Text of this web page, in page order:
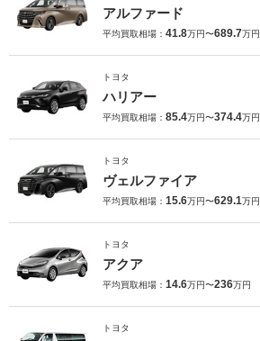
アルファード
平均買取相場： 41.8万円〜689.7万円
トヨタ
ハリアー
平均買取相場： 85.4万円〜374.4万円
トヨタ
ヴェルファイア
平均買取相場： 15.6万円〜629.1万円
トヨタ
アクア
平均買取相場： 14.6万円〜236万円
トヨタ